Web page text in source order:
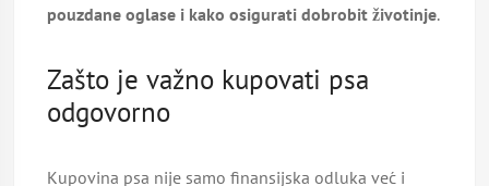
pouzdane oglase i kako osigurati dobrobit životinje.
Zašto je važno kupovati psa
odgovorno
Kupovina psa nije samo finansijska odluka već i